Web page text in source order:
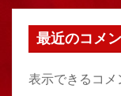
最近のコメ
表示できるコメ